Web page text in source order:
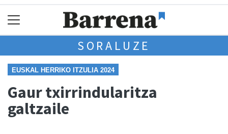
SORALUZE
EUSKAL HERRIKO ITZULIA 2024
Gaur txirrindularitza
galtzaile